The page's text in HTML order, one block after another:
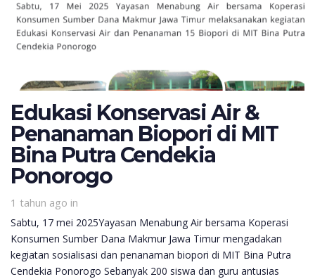
Edukasi Konservasi Air &
Penanaman Biopori di MIT
Bina Putra Cendekia
Ponorogo
1 tahun ago in
Sabtu, 17 mei 2025Yayasan Menabung Air bersama Koperasi
Konsumen Sumber Dana Makmur Jawa Timur mengadakan
kegiatan sosialisasi dan penanaman biopori di MIT Bina Putra
Cendekia Ponorogo Sebanyak 200 siswa dan guru antusias